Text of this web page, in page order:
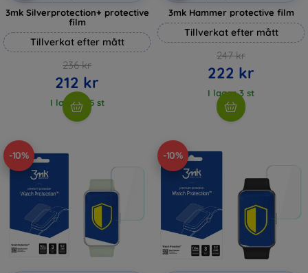
3mk Silverprotection+ protective
film
Tillverkat efter mått
236 kr
212 kr
I lager > 5 st
3mk Hammer protective film
Tillverkat efter mått
247 kr
222 kr
I lager 3 st
-10% -10%